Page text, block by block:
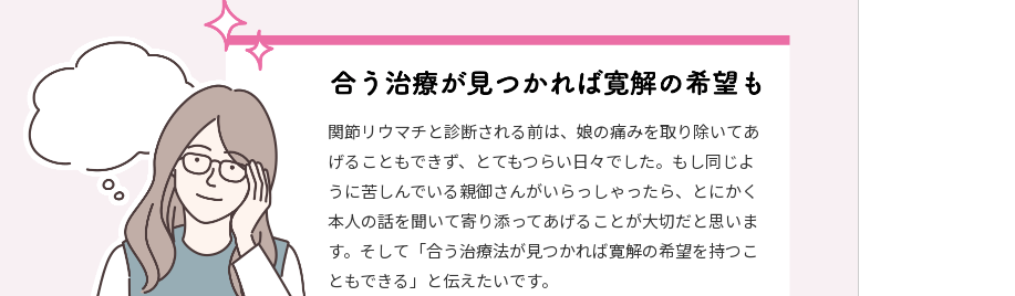
関節リウマチと診断される前は、娘の痛みを取り除いてあ
げることもできず、とてもつらい日々でした。もし同じよ
うに苦しんでいる親御さんがいらっしゃったら、とにかく
本人の話を聞いて寄り添ってあげることが大切だと思いま
す。そして「合う治療法が見つかれば寛解の希望を持つこ
ともできる」と伝えたいです。